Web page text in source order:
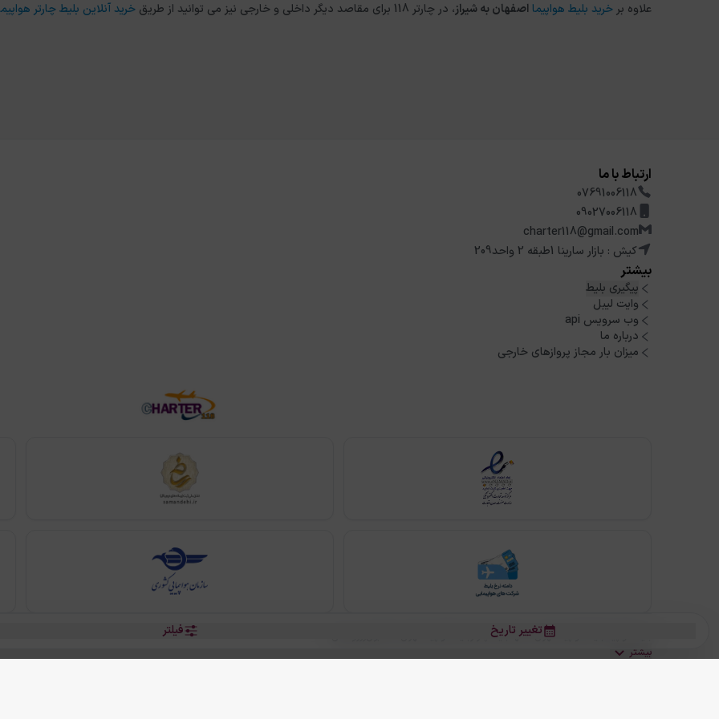
فیلتر تغییر تاریخ
علاوه بر خرید بلیط هواپیما اصفهانبهشیراز، در چارتر 118 برای مقاصد دیگر داخلی و خارجی نیز می توانید از طریق خرید آنلاین بلیط چارتر
ارتباط با ما
07691006118
09027006118
charter118@gmail.com
کیش : بازار سارینا 1طبقه 2 واحد209
بیشتر
پیگیری بلیط
وایت لیبل
وب سرویس api
درباره ما
میزان بار مجاز پروازهای خارجی
بلیط هواپیما تهران مشهدبلیط چارتر
بیشتر